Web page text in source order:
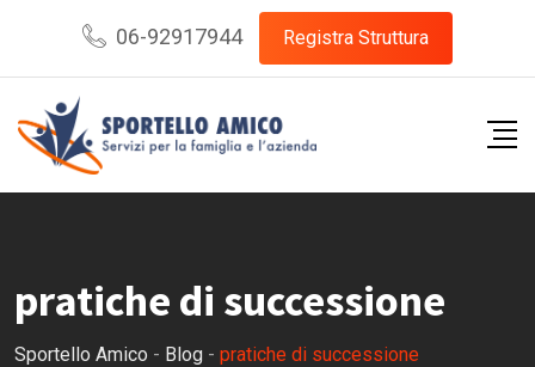
content
06-92917944 Registra Struttura
pratiche di successione
Sportello Amico - Blog - pratiche di successione